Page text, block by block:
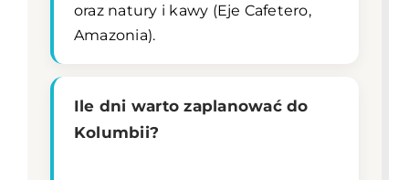
oraz natury i kawy (Eje Cafetero,
Amazonia).
Ile dni warto zaplanować do
Kolumbii?